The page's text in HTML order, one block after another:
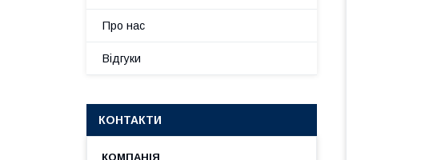
Про нас
Відгуки
КОНТАКТИ